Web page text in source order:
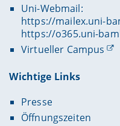
Uni-Webmail:
https://mailex.uni-
https://o365.uni-
Virtueller Campus
Wichtige Links
Presse
Öffnungszeiten